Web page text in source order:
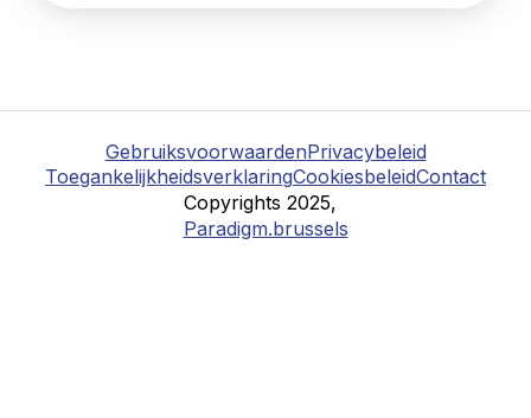
GebruiksvoorwaardenPrivacybeleid
ToegankelijkheidsverklaringCookiesbeleidContact
Copyrights 2025,
Paradigm.brussels